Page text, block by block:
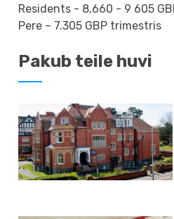
Residents - 8,660 - 9 605
Pere – 7.305 GBP trimestris
Pakub teile huvi